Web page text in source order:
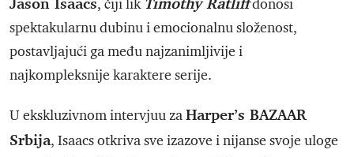
, čiji lik
donosi
spektakularnu dubinu i emocionalnu složenost,
postavljajući ga među najzanimljivije i
najkompleksnije karaktere serije.
U ekskluzivnom intervjuu zaHarper’s BAZAAR
Srbija, Isaacs otkriva sve izazove i nijanse svoje uloge